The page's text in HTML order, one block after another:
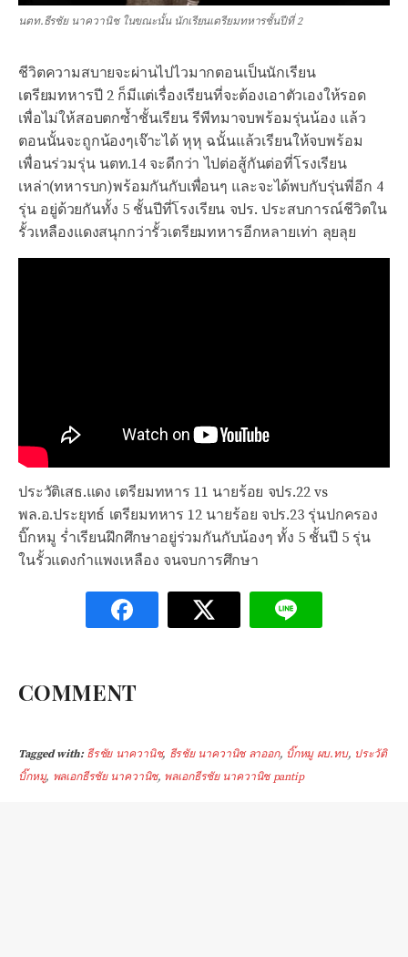
นตท.ธีรชัย นาควานิช ในขณะนั้น นักเรียนเตรียมทหารชั้นปีที่ 2
ชีวิตความสบายจะผ่านไปไวมากตอนเป็นนักเรียน
เตรียมทหารปี 2 ก็มีแต่เรื่องเรียนที่จะต้องเอาตัวเองให้รอด
เพื่อไม่ให้สอบตกซ้ำชั้นเรียน รีพีทมาจบพร้อมรุ่นน้อง แล้ว
ตอนนั้นจะถูกน้องๆเจ๊าะได้ หุหุ ฉนั้นแล้วเรียนให้จบพร้อม
เพื่อนร่วมรุ่น นตท.14 จะดีกว่า ไปต่อสู้กันต่อที่โรงเรียน
เหล่า(ทหารบก)พร้อมกันกับเพื่อนๆ และจะได้พบกับรุ่นพี่อีก 4
รุ่น อยู่ด้วยกันทั้ง 5 ชั้นปีที่โรงเรียน จปร. ประสบการณ์ชีวิตใน
รั้วเหลืองแดงสนุกกว่ารั้วเตรียมทหารอีกหลายเท่า ลุยลุย
ประวัติเสธ.แดง เตรียมทหาร 11 นายร้อย จปร.22 vs
พล.อ.ประยุทธ์ เตรียมทหาร 12 นายร้อย จปร.23 รุ่นปกครอง
บิ๊กหมู ร่ำเรียนฝึกศึกษาอยู่ร่วมกันกับน้องๆ ทั้ง 5 ชั้นปี 5 รุ่น
ในรั้วแดงกำแพงเหลือง จนจบการศึกษา
COMMENT
Tagged with: ธีรชัย นาควานิช, ธีรชัย นาควานิช ลาออก, บิ๊กหมู ผบ.ทบ, ประวัติ
บิ๊กหมู, พลเอกธีรชัย นาควานิช, พลเอกธีรชัย นาควานิช pantip